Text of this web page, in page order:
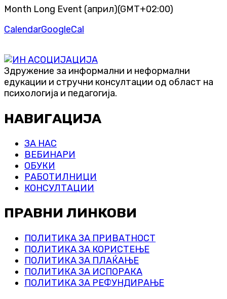
Month Long Event (април)(GMT+02:00)
CalendarGoogleCal
Здружение за информални и неформални
едукации и стручни консултации од област на
психологија и педагогија.
НАВИГАЦИЈА
ЗА НАС
ВЕБИНАРИ
ОБУКИ
РАБОТИЛНИЦИ
КОНСУЛТАЦИИ
ПРАВНИ ЛИНКОВИ
ПОЛИТИКА ЗА ПРИВАТНОСТ
ПОЛИТИКА ЗА КОРИСТЕЊЕ
ПОЛИТИКА ЗА ПЛАЌАЊЕ
ПОЛИТИКА ЗА ИСПОРАКА
ПОЛИТИКА ЗА РЕФУНДИРАЊЕ